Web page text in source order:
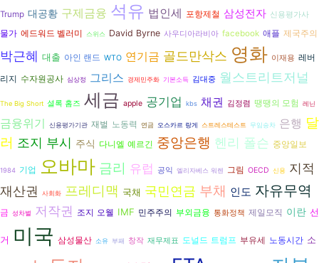
Trump 대공황 구제금융 석유 법인세 포항제철 삼성전자 신용평가사
물가 에드워드 벨러미 스위스 David Byrne 사우디아라비아 facebook 애플 제국주의
박근혜 대출 아인 랜드 WTO 연기금 골드만삭스 영화 이재용 레버
리지 수자원공사 심상정 그리스 경제민주화 기본소득 김대중 월스트리트저널
The Big Short 셜록 홈즈 세금 apple 공기업 kbs 채권 김정렴 땡땡의 모험 레닌
금융위기 신용평가기관 재벌 노동력 연금 오스카르 랑게 스트레스테스트 무임승차 은행 달
러 조지 부시 주식 다니엘 예르긴 중앙은행 헨리 폴슨 중앙일보
1984 기업 오바마 금리 유럽 공익 엘리자베스 워렌 그림 OECD 신용 지적
재산권
사회화 프레디맥 국채 국민연금 부채 인도 자유무역
금 성차별 저작권 조지 오웰 IMF 민주주의 부외금융 통화정책 제일모직 이란 선
거 미국 삼성물산 소유 부패 창작 재무제표 도널드 트럼프 부유세 노동시간 소